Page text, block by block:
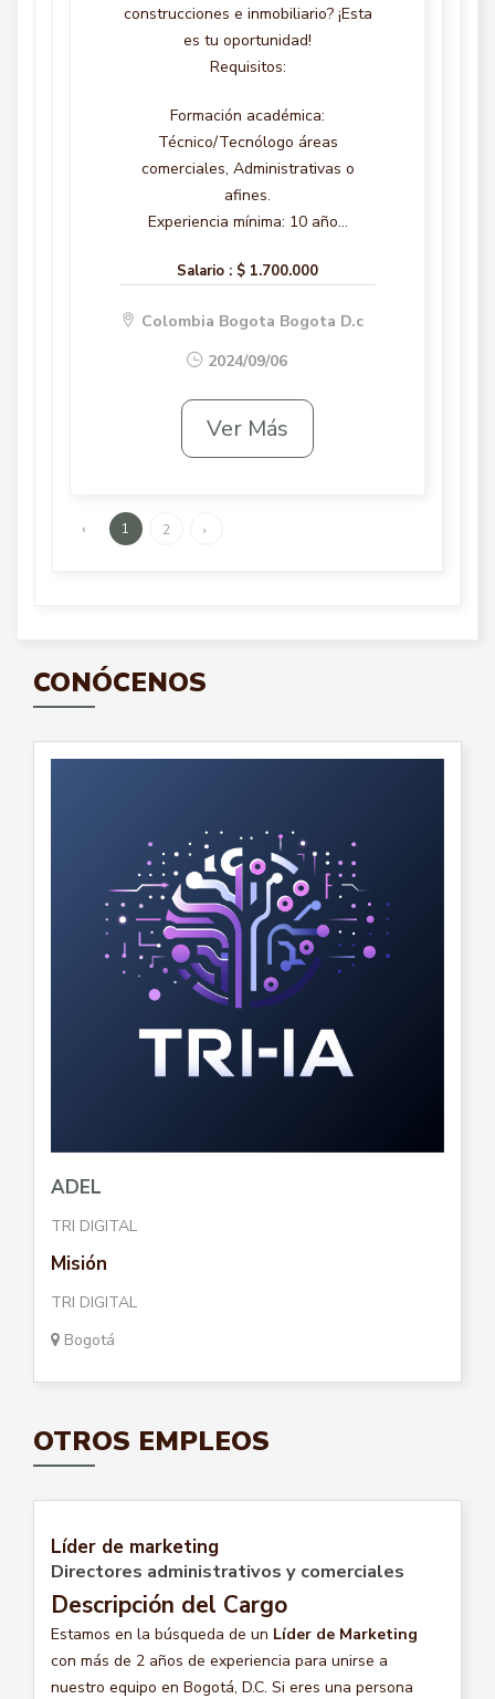
construcciones e inmobiliario? ¡Esta
es tu oportunidad!
Requisitos:
Formación académica:
Técnico/Tecnólogo áreas
comerciales, Administrativas o
afines.
Experiencia mínima: 10 año...
Salario : $ 1.700.000
Colombia Bogota Bogota D.c
2024/09/06
Ver Más
‹ 1 2 ›
CONÓCENOS
ADEL
TRI DIGITAL
Misión
TRI DIGITAL
Bogotá
OTROS EMPLEOS
Líder de marketing
Directores administrativos y comerciales
Descripción del Cargo
Estamos en la búsqueda de un Líder de Marketing
con más de 2 años de experiencia para unirse a
nuestro equipo en Bogotá, D.C. Si eres una persona